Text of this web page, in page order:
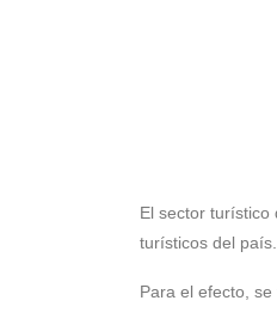
El sector turístico
turísticos del país.
Para el efecto,